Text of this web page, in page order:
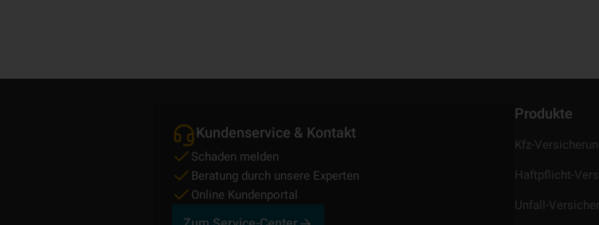
Kundenservice & Kontakt
Schaden melden
Beratung durch unsere Experten
Online Kundenportal
Produkte
Kfz-
Haftpflicht-
Unfall-